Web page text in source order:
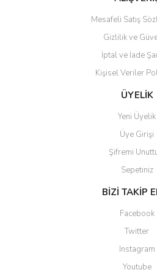
Gönder
Mesafeli Satış
Gizlilik ve
İptal ve İade
Kişisel Veriler
ÜYELİK
Yeni Üyelik
Üye Girişi
Şifremi
Sepetiniz
BİZİ TAKİP
Facebook
Twitter
Instagram
Youtube